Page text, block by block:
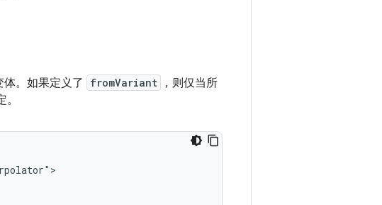
。如果定义了 fromVariant
，则仅当所